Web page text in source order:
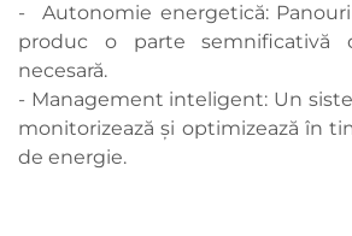
- Autonomie energetică:
produc o parte semnificativă
necesară.
- Management inteligent: Un
monitorizează și optimizează în
de energie.